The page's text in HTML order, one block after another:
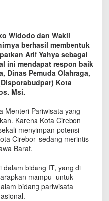
Widodo dan Wakil
berhasil membentuk
Arif Yahya sebagai
ini mendapat respon baik
Dinas Pemuda Olahraga,
Kota
Msi.
Menteri Pariwisata yang
Karena Kota Cirebon
menyimpan potensi
Cirebon sedang merintis
Barat.
dalam bidang IT, yang di
mampu untuk
bidang pariwisata